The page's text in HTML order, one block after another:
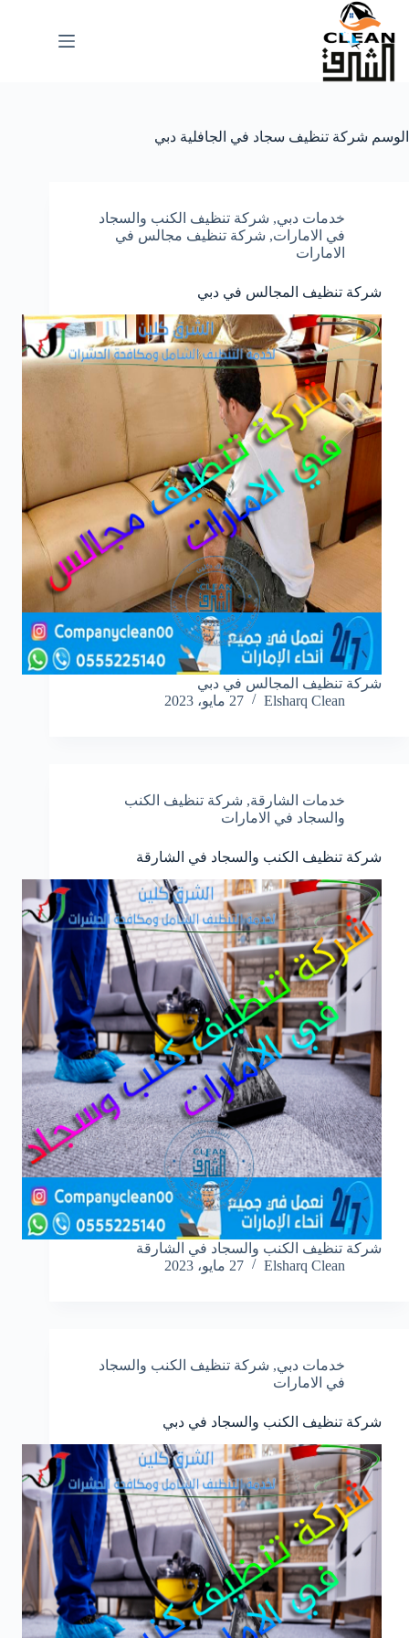
التجاوز
المحتوى
الوسم شركة تنظيف سجاد في الجافلية دبي
خدمات دبي, شركة تنظيف الكنب والسجاد
في الامارات, شركة تنظيف مجالس في
الامارات
شركة تنظيف المجالس في دبي
شركة تنظيف المجالس في دبي
Elsharq Clean
27 مايو، 2023
خدمات الشارقة, شركة تنظيف الكنب
والسجاد في الامارات
شركة تنظيف الكنب والسجاد في الشارقة
شركة تنظيف الكنب والسجاد في الشارقة
Elsharq Clean
27 مايو، 2023
خدمات دبي, شركة تنظيف الكنب والسجاد
في الامارات
شركة تنظيف الكنب والسجاد في دبي